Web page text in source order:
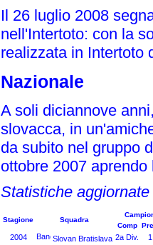
Il 26 luglio 2008
nell'Intertoto: con la
realizzata in Intertoto
Nazionale
A soli diciannove
slovacca, in
da subito nel gruppo
ottobre 2007
Statistiche
Stagione Squadra
Comp
2004 Slovan Bratislava 2a Div. 1